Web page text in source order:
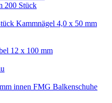
200 Stück
Kammnägel 4,0 x 50 mm
12 x 100 mm
FMG Balkenschuhe